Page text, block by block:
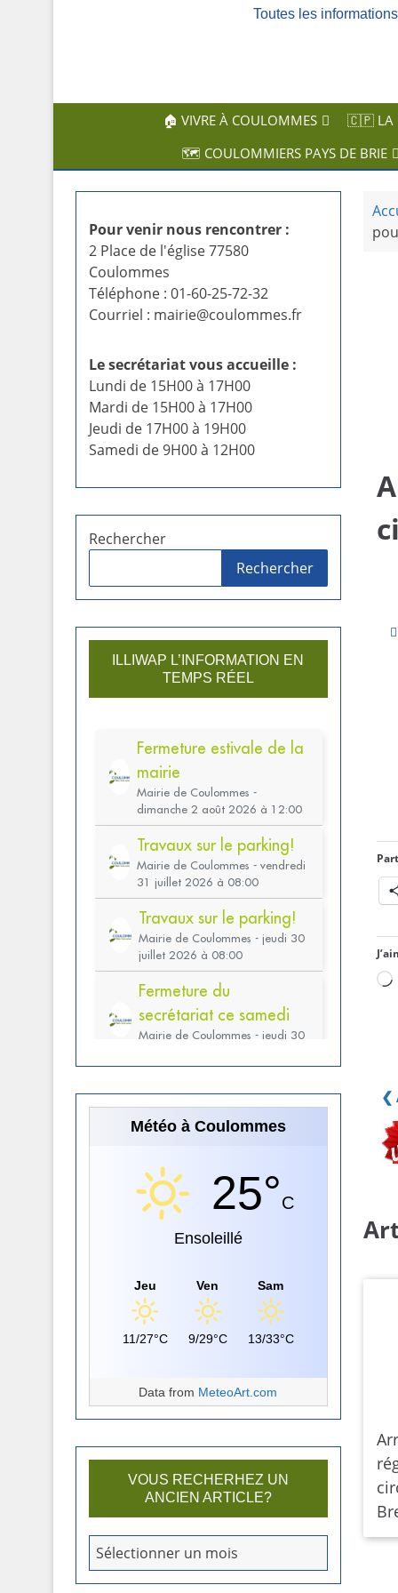
l
Toutes les
🏠 VIVRE À COULOMMES 🇨🇵 LA
🗺️ COULOMMIERS PAYS DE BRIE
❮
Pour venir nous rencontrer :
2 Place de l'église 77580
Coulommes
Téléphone : 01-60-25-72-32
Courriel : mairie@coulommes.fr
Le secrétariat vous accueille :
Lundi de 15H00 à 17H00
Mardi de 15H00 à 17H00
Jeudi de 17H00 à 19H00
Samedi de 9H00 à 12H00
Rechercher
Rechercher
ILLIWAP L’INFORMATION EN
TEMPS RÉEL
Météo à Coulommes
25°C
Ensoleillé
Jeu
11/27°C
Ven
9/29°C
Sam
13/33°C
Data from MeteoArt.com
VOUS RECHERHEZ UN
ANCIEN ARTICLE?
o
u
Sélectionner un mois